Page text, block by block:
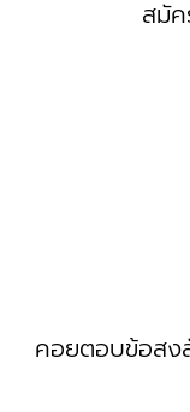
สมัค
คอยตอบข้อสง